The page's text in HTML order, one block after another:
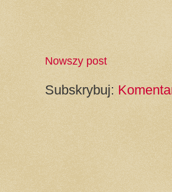
Nowszy post
Subskrybuj: